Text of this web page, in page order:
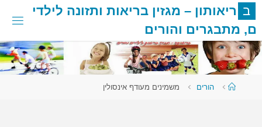
דלגו
לתוכן
ב ריאותון – מגזין בריאות ותזונה לילדי
ם, מתבגרים והורים
עמודהורים משמינים מעודף אינסולין